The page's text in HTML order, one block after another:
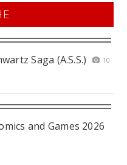
Saga (A.S.S.)
10
and Games 2026